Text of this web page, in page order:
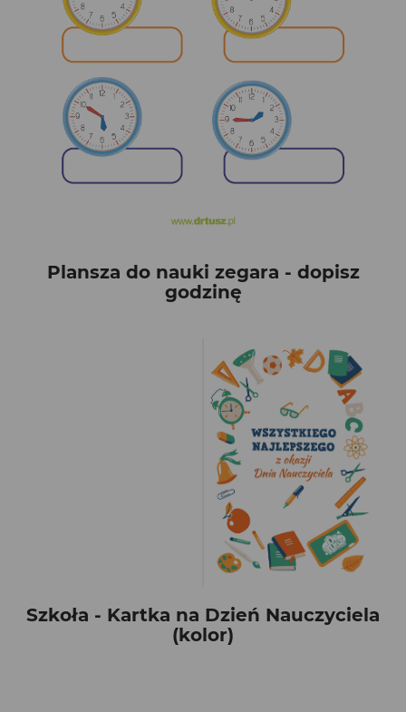
Plansza do nauki zegara - dopisz
godzinę
Szkoła - Kartka na Dzień Nauczyciela
(kolor)